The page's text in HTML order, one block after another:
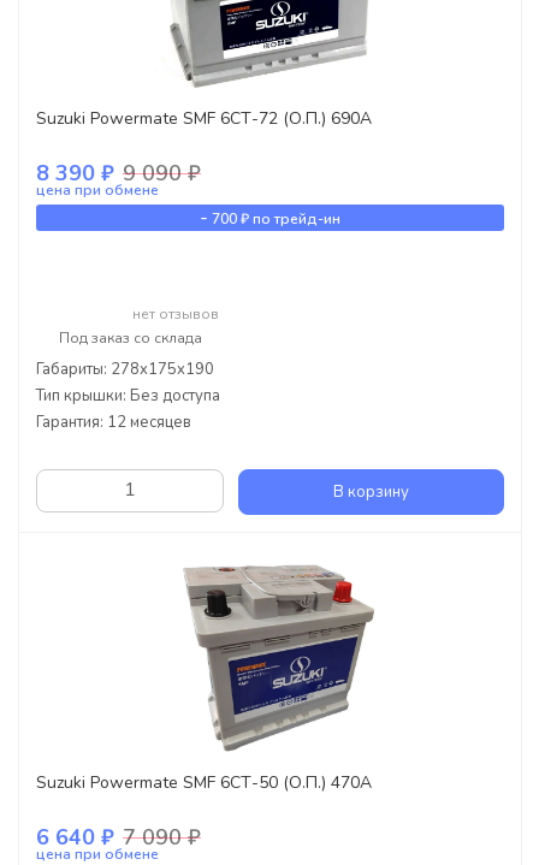
Suzuki Powermate SMF 6СТ-72 (О.П.) 690А
8 390 ₽ 9 090 ₽
цена при обмене
- 700 ₽по трейд-ин
нет отзывов
Под заказ со склада
Габариты: 278x175x190
Тип крышки: Без доступа
Гарантия: 12 месяцев
В корзину
Suzuki Powermate SMF 6СТ-50 (О.П.) 470А
6 640 ₽ 7 090 ₽
цена при обмене